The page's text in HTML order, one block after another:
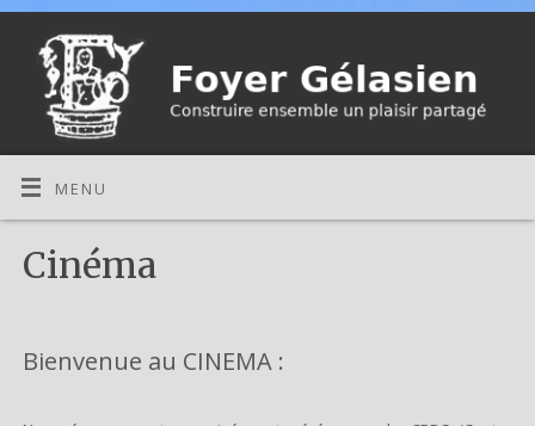
MENU
Cinéma
Bienvenue au CINEMA :